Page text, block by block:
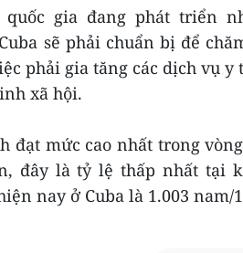
gia đang phát triển
sẽ phải chuẩn bị để
phải gia tăng các dịch vụ y
xã hội.
đạt mức cao nhất trong
đây là tỷ lệ thấp nhất tại
nay ở Cuba là 1.003 nam/